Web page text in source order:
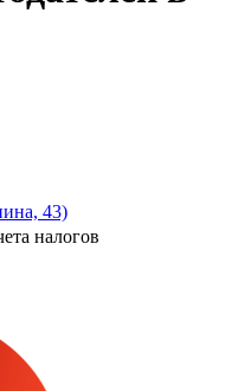
43)
налогов